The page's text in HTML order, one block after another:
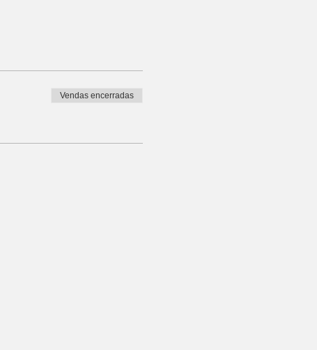
Vendas encerradas